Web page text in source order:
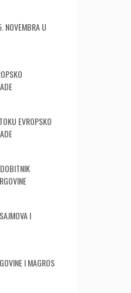
NOVEMBRA U
EVROPSKO
I
I MAGROS